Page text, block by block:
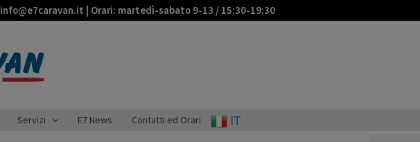
info@e7caravan.it | Orari: martedì-sabato 9-13 / 15:30-19:30
Servizi E7 News Contatti ed Orari IT